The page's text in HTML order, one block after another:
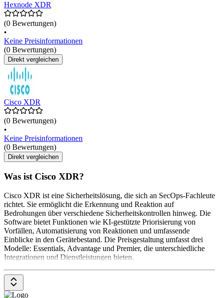
Hexnode XDR
(0 Bewertungen)
•
Keine Preisinformationen
(0 Bewertungen)
Direkt vergleichen
Cisco XDR
(0 Bewertungen)
•
Keine Preisinformationen
(0 Bewertungen)
Direkt vergleichen
Was ist Cisco XDR?
Cisco XDR ist eine Sicherheitslösung, die sich an SecOps-Fachleute
richtet. Sie ermöglicht die Erkennung und Reaktion auf
Bedrohungen über verschiedene Sicherheitskontrollen hinweg. Die
Software bietet Funktionen wie KI-gestützte Priorisierung von
Vorfällen, Automatisierung von Reaktionen und umfassende
Einblicke in den Gerätebestand. Die Preisgestaltung umfasst drei
Modelle: Essentials, Advantage und Premier, die unterschiedliche
Integrationen und Dienstleistungen bieten.